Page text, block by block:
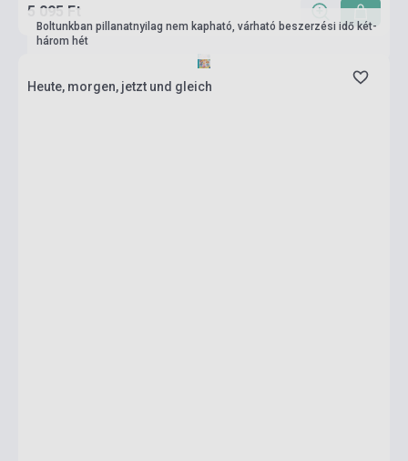
5 095 Ft
Boltunkban pillanatnyilag nem kapható, várható beszerzési idő két-
három hét
Heute, morgen, jetzt und gleich